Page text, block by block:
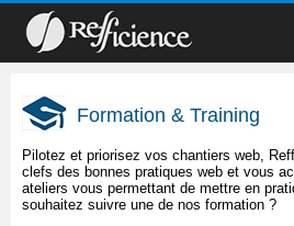
Formation & Training
Pilotez et priorisez vos chantiers web,
clefs des bonnes pratiques web et vous
ateliers vous permettant de mettre en
souhaitez suivre une de nos formation ?